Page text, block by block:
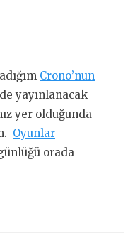
Crono’nun
yayınlanacak
yer olduğunda
Oyunlar
orada